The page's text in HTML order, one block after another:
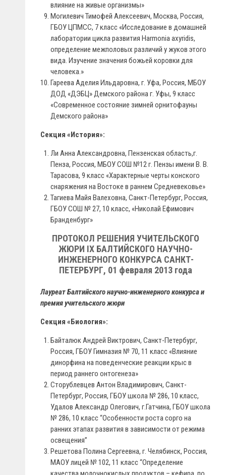
влияние на живые организмы»
Могилевич Тимофей Алексеевич, Москва, Россия,
ГБОУ ЦПМСС, 7 класс «Исследование в домашней
лаборатории цикла развития Harmonia axyridis,
определение межполовых различий у жуков этого
вида. Изучение значения божьей коровки для
человека.»
Гареева Аделия Ильдаровна, г. Уфа, Россия, МБОУ
ДОД «ДЭБЦ» Демского района г. Уфы, 9 класс
«Современное состояние зимней орнитофауны
Демского района»
Секция «История»:
Ли Анна Александровна, Пензенская область,г.
Пенза, Россия, МБОУ СОШ №12 г. Пензы имени В. В.
Тарасова, 9 класс «Характерные черты конского
снаряжения на Востоке в раннем Средневековье»
Тагиева Майя Валеховна, Санкт-Петербург, Россия,
ГБОУ СОШ № 27, 10 класс, «Николай Ефимович
Бранденбург»
ПРОТОКОЛ РЕШЕНИЯ УЧИТЕЛЬСКОГО
ЖЮРИ IX БАЛТИЙСКОГО НАУЧНО-
ИНЖЕНЕРНОГО КОНКУРСА САНКТ-
ПЕТЕРБУРГ, 01 февраля 2013 года
Лауреат Балтийского научно-инженерного конкурса и
премия учительского жюри
Секция «Биология»:
Байталюк Андрей Виктрович, Санкт-Петербург,
Россия, ГБОУ Гимназия № 70, 11 класс «Влияние
динорфина на поведенческие реакции крыс в
период раннего онтогенеза»
Сторублевцев Антон Владимирович, Санкт-
Петербург, Россия, ГБОУ школа № 286, 10 класс,
Удалов Александр Олегович, г.Гатчина, ГБОУ школа
№ 286, 10 класс “Особенности роста сорго на
ранних этапах развития в зависимости от режима
освещения”
Решетова Полина Сергеевна, г. Челябинск, Россия,
МАОУ лицей № 102, 11 класс “Определение